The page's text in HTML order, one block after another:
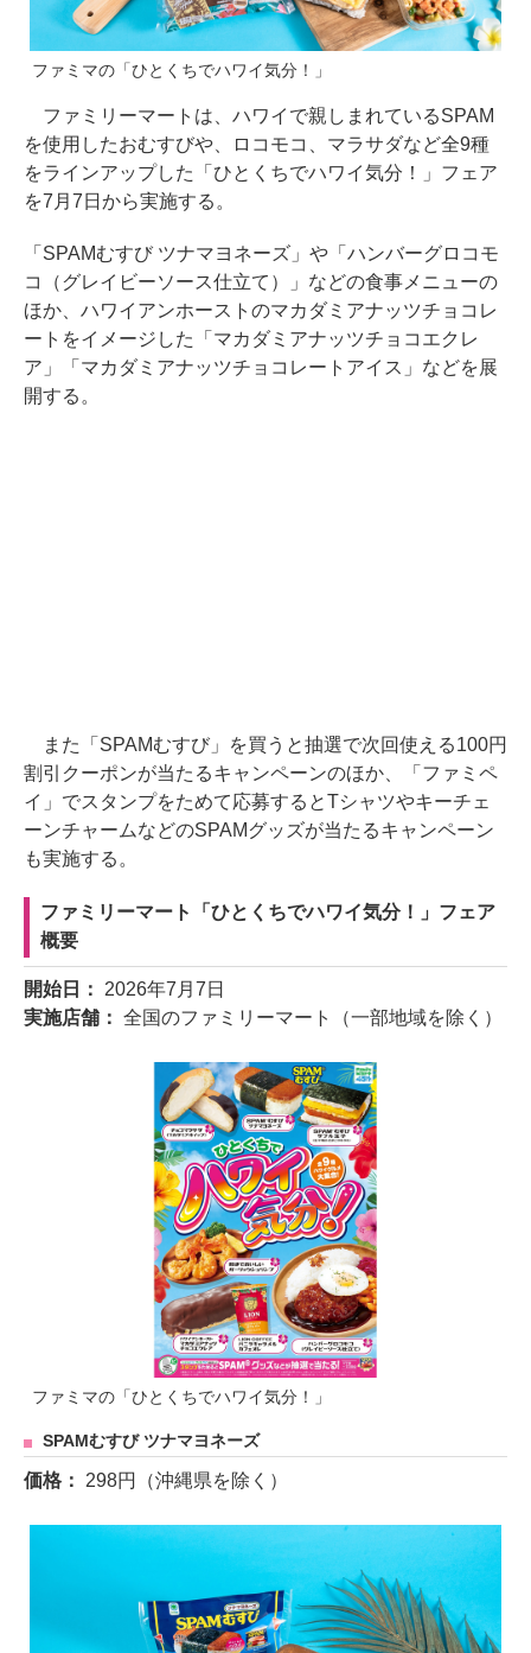
ファミマの「ひとくちでハワイ気分！」
ファミリーマートは、ハワイで親しまれているSPAM
を使用したおむすびや、ロコモコ、マラサダなど全9種
をラインアップした「ひとくちでハワイ気分！」フェア
を7月7日から実施する。
「SPAMむすび ツナマヨネーズ」や「ハンバーグロコモ
コ（グレイビーソース仕立て）」などの食事メニューの
ほか、ハワイアンホーストのマカダミアナッツチョコレ
ートをイメージした「マカダミアナッツチョコエクレ
ア」「マカダミアナッツチョコレートアイス」などを展
開する。
また「SPAMむすび」を買うと抽選で次回使える100円
割引クーポンが当たるキャンペーンのほか、「ファミペ
イ」でスタンプをためて応募するとTシャツやキーチェ
ーンチャームなどのSPAMグッズが当たるキャンペーン
も実施する。
ファミリーマート「ひとくちでハワイ気分！」フェア
概要
開始日： 2026年7月7日
実施店舗： 全国のファミリーマート（一部地域を除く）
ファミマの「ひとくちでハワイ気分！」
SPAMむすび ツナマヨネーズ
価格： 298円（沖縄県を除く）